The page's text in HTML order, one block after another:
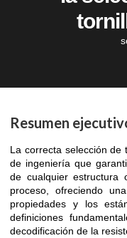
Resumen
La correcta selección de
de ingeniería que
de cualquier estructura
proceso, ofreciendo
propiedades y los
definiciones
decodificación de la